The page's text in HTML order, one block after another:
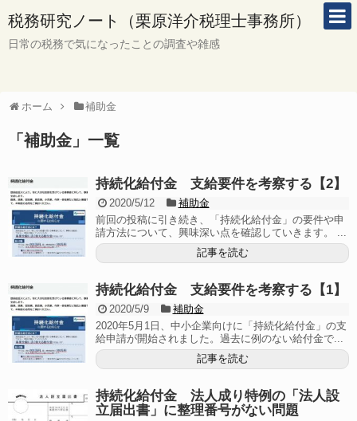
税務研究ノート（栗原洋介税理士事務所）
日常の税務で気になったことの調査や雑感
ホーム 補助金
「 補助金 」 一覧
持続化給付金 支給要件を考察する【2】
2020/5/12
補助金
前回の投稿に引き続き、「持続化給付金」の要件や申
請方法について、興味深い点を確認していきます。 ...
記事を読む
持続化給付金 支給要件を考察する【1】
2020/5/9
補助金
2020年5月1日、中小企業向けに「持続化給付金」の支
給申請が開始されました。過去に例のない給付金で...
記事を読む
持続化給付金 法人成り特例の「法人設
立届出書」に整理番号がない問題